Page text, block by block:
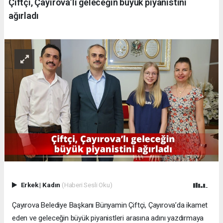
Çiftçi, Çayırova’lı geleceğin büyük piyanistini
ağırladı
Erkek| Kadın (Haberi Sesli Oku)
Çayırova Belediye Başkanı Bünyamin Çiftçi, Çayırova’da ikamet
eden ve geleceğin büyük piyanistleri arasına adını yazdırmaya